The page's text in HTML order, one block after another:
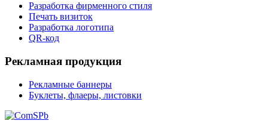
Разработка фирменного стиля
Печать визиток
Разработка логотипа
QR-код
Рекламная продукция
Рекламные баннеры
Буклеты, флаеры, листовки